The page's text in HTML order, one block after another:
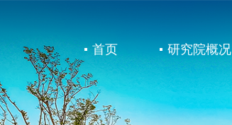
首页 研究院概况